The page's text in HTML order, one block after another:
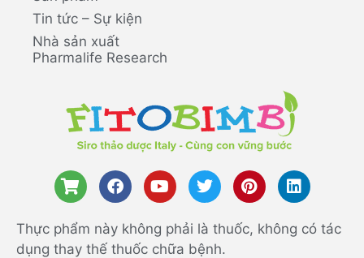
Tin tức – Sự kiện
Nhà sản xuất
Pharmalife Research
Thực phẩm này không phải là thuốc, không có tác
dụng thay thế thuốc chữa bệnh.